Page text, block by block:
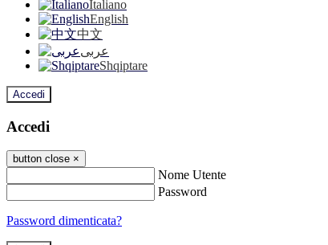
Italiano
English
中文
عربى
Shqiptare
Accedi
Accedi
button close ×
Nome Utente
Password
Password dimenticata?